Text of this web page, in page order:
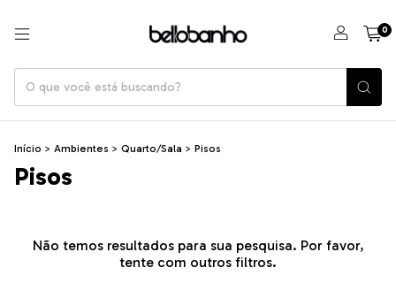
0
Início > Ambientes > Quarto/Sala > Pisos
Pisos
Não temos resultados para sua pesquisa. Por favor,
tente com outros filtros.